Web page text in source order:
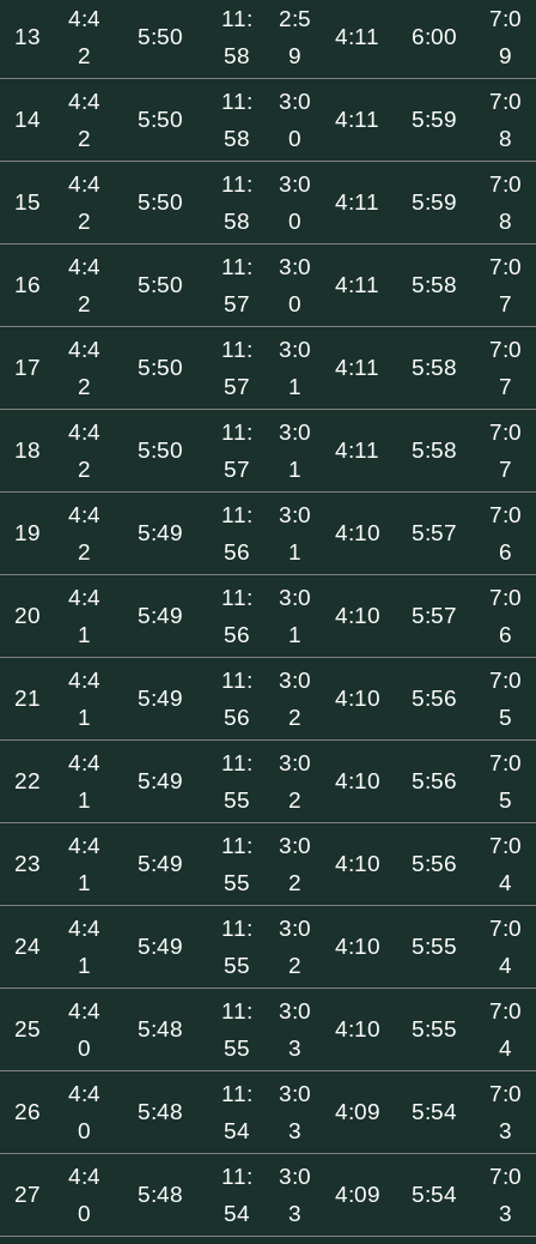
13
4:4
2
5:50
11:
58
2:5
9
4:11 6:00
7:0
9
14
4:4
2
5:50
11:
58
3:0
0
4:11 5:59
7:0
8
15
4:4
2
5:50
11:
58
3:0
0
4:11 5:59
7:0
8
16
4:4
2
5:50
11:
57
3:0
0
4:11 5:58
7:0
7
17
4:4
2
5:50
11:
57
3:0
1
4:11 5:58
7:0
7
18
4:4
2
5:50
11:
57
3:0
1
4:11 5:58
7:0
7
19
4:4
2
5:49
11:
56
3:0
1
4:10 5:57
7:0
6
20
4:4
1
5:49
11:
56
3:0
1
4:10 5:57
7:0
6
21
4:4
1
5:49
11:
56
3:0
2
4:10 5:56
7:0
5
22
4:4
1
5:49
11:
55
3:0
2
4:10 5:56
7:0
5
23
4:4
1
5:49
11:
55
3:0
2
4:10 5:56
7:0
4
24
4:4
1
5:49
11:
55
3:0
2
4:10 5:55
7:0
4
25
4:4
0
5:48
11:
55
3:0
3
4:10 5:55
7:0
4
26
4:4
0
5:48
11:
54
3:0
3
4:09 5:54
7:0
3
27
4:4
0
5:48
11:
54
3:0
3
4:09 5:54
7:0
3